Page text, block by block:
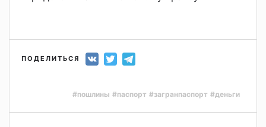
ПОДЕЛИТЬСЯ
#пошлины #паспорт #загранпаспорт #деньги